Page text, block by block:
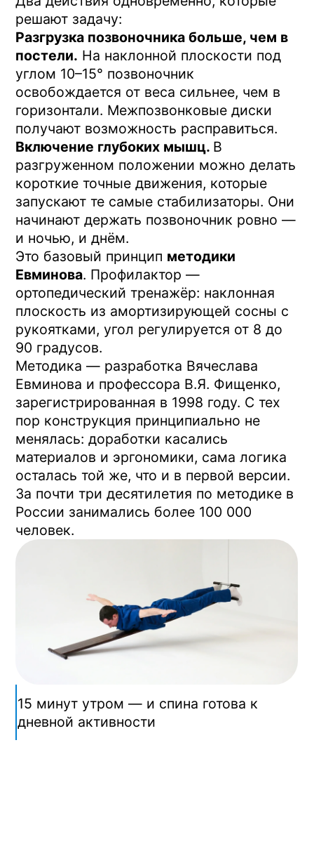
10–15 минут на Профилакторе
неделя — просто лежать под углом 10°
без упражнений. Вторая неделя —
добавляется «танец живота»: лёжа на
спине, руки на рукоятках, тянетесь
тазом вниз, прижимаете поясницу к
панели и дышите животом — вдох
надуть, выдох втянуть, 4–6 раз. Мягко
включает глубокие мышцы. Дальше —
базовый комплекс, 3–4 упражнения.
После занятия — спокойно встать, не
делать резких наклонов первые пять
минут.
Ключ — регулярность.Два раза в
неделю результата не даст, каждый день
— даёт. 15 минут утром + вечером, если
спина ноет к концу дня, — оптимум.
Узнайте за минуту,
подойдёт ли вам
методика
Короткий тест из 3 вопросов +
подарок
Пройти тест
Если хочется сначала
попробовать
Тренажёр — не копеечная покупка, и
логично сначала понять, подходит ли
предложит попробовать тренажёр,
покажет технику. 45 минут, без
Адрес — ул. Олеко Дундича, 25. Запись
— по форме ниже.
Запишитесь на